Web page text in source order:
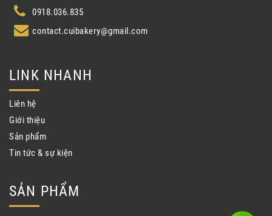
0918.036.835
contact.cuibakery@gmail.com
LINK NHANH
Liên hệ
Giới thiệu
Sản phẩm
Tin tức & sự kiện
SẢN PHẨM